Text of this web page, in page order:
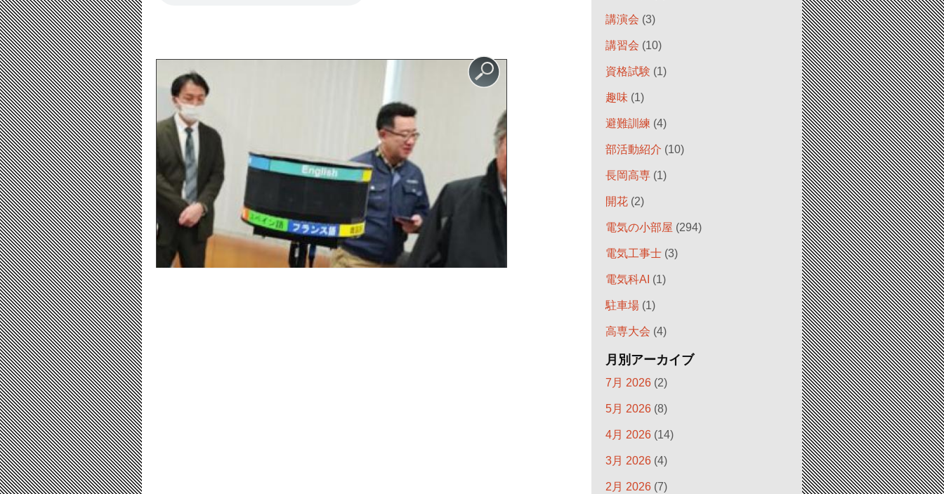
講演会 (3)
講習会 (10)
資格試験 (1)
趣味 (1)
避難訓練 (4)
部活動紹介 (10)
長岡高専 (1)
開花 (2)
電気の小部屋 (294)
電気工事士 (3)
電気科AI (1)
駐車場 (1)
高専大会 (4)
月別アーカイブ
7月 2026 (2)
5月 2026 (8)
4月 2026 (14)
3月 2026 (4)
2月 2026 (7)